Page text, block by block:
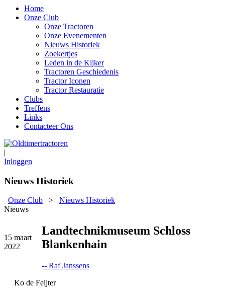
Home
Onze Club
Onze Tractoren
Onze Evenementen
Nieuws Historiek
Zoekertjes
Leden in de Kijker
Tractoren Geschiedenis
Tractor Iconen
Tractor Restauratie
Clubs
Treffens
Links
Contacteer Ons
|
Inloggen
Nieuws Historiek
Onze Club > Nieuws Historiek
Nieuws
15 maart
2022
Landtechnikmuseum Schloss
Blankenhain
-- Raf Janssens
Ko de Feijter